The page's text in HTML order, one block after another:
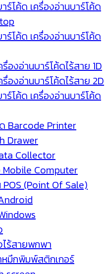
ร์โค้ด เครื่องอ่านบาร์โค้ด
ร์โค้ด เครื่องอ่านบาร์โค้ด
รื่องอ่านบาร์โค้ดไร้สาย 1D
รื่องอ่านบาร์โค้ดไร้สาย 2D
ร์โค้ด เครื่องอ่านบาร์โค้ด
Barcode Printer
Drawer
Collector
Computer
POS (Point Of Sale)
ไร้สายพกพา
มึกพิมพ์สติกเกอร์